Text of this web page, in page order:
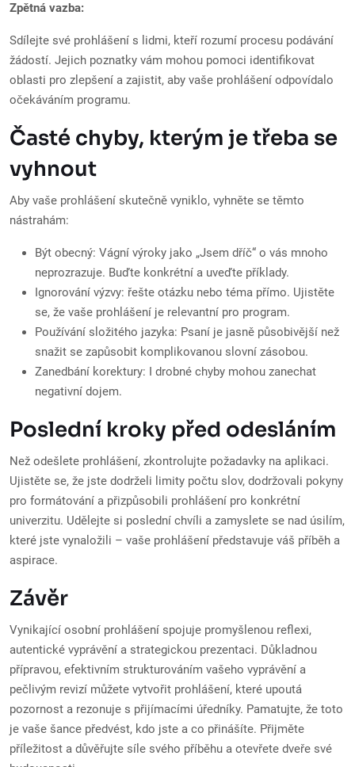
Zpětná vazba:
Sdílejte své prohlášení s lidmi, kteří rozumí procesu podávání
žádostí. Jejich poznatky vám mohou pomoci identifikovat
oblasti pro zlepšení a zajistit, aby vaše prohlášení odpovídalo
očekáváním programu.
Časté chyby, kterým je třeba se
vyhnout
Aby vaše prohlášení skutečně vyniklo, vyhněte se těmto
nástrahám:
Být obecný: Vágní výroky jako „Jsem dříč“ o vás mnoho
neprozrazuje. Buďte konkrétní a uveďte příklady.
Ignorování výzvy: řešte otázku nebo téma přímo. Ujistěte
se, že vaše prohlášení je relevantní pro program.
Používání složitého jazyka: Psaní je jasně působivější než
snažit se zapůsobit komplikovanou slovní zásobou.
Zanedbání korektury: I drobné chyby mohou zanechat
negativní dojem.
Poslední kroky před odesláním
Než odešlete prohlášení, zkontrolujte požadavky na aplikaci.
Ujistěte se, že jste dodrželi limity počtu slov, dodržovali pokyny
pro formátování a přizpůsobili prohlášení pro konkrétní
univerzitu. Udělejte si poslední chvíli a zamyslete se nad úsilím,
které jste vynaložili – vaše prohlášení představuje váš příběh a
aspirace.
Závěr
Vynikající osobní prohlášení spojuje promyšlenou reflexi,
autentické vyprávění a strategickou prezentaci. Důkladnou
přípravou, efektivním strukturováním vašeho vyprávění a
pečlivým revizí můžete vytvořit prohlášení, které upoutá
pozornost a rezonuje s přijímacími úředníky. Pamatujte, že toto
je vaše šance předvést, kdo jste a co přinášíte. Přijměte
příležitost a důvěřujte síle svého příběhu a otevřete dveře své